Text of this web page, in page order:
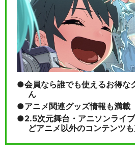
会員なら誰でも使えるお得な
ん
アニメ関連グッズ情報も満載
2.5次元舞台・アニソンライ
どアニメ以外のコンテンツ